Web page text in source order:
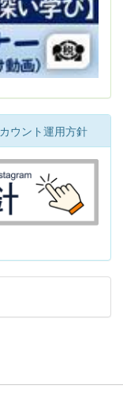
ウント運用方針